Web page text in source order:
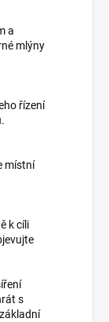
a
mlýny
řízení
místní
k cíli
s